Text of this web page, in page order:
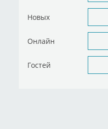
Новых
Онлайн
Гостей